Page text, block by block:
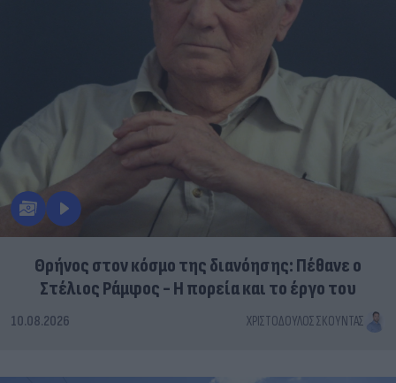
Θρήνος στον κόσμο της διανόησης: Πέθανε ο
Στέλιος Ράμφος - Η πορεία και το έργο του
10.08.2026 ΧΡΙΣΤΌΔΟΥΛΟΣ ΣΚΟΎΝΤΑΣ